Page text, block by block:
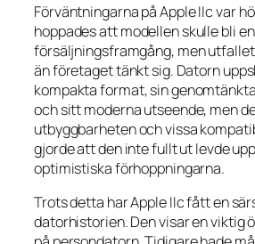
Förväntningarna på Apple IIc var
hoppades att modellen skulle bli
försäljningsframgång, men
än företaget tänkt sig. Datorn
kompakta format, sin
och sitt moderna utseende, men
utbyggbarheten och vissa
gjorde att den inte fullt ut levde
optimistiska förhoppningarna.
Trots detta har Apple IIc fått en
datorhistorien. Den visar en viktig